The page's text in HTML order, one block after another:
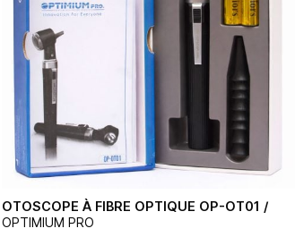
OTOSCOPE À FIBRE OPTIQUE OP-OT01 /
OPTIMIUM PRO